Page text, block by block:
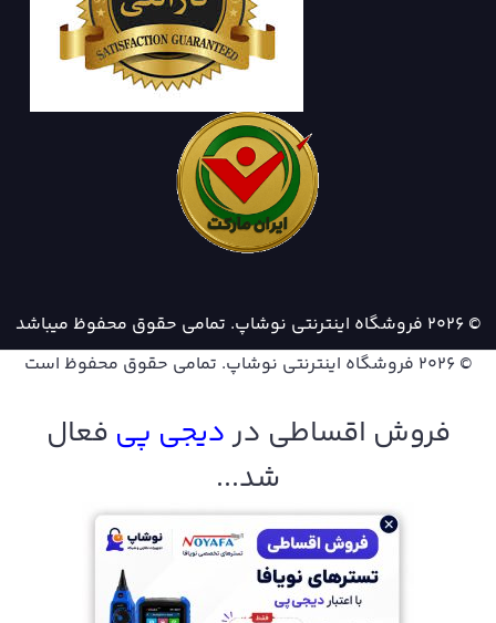
© 2026 فروشگاه اینترنتی نوشاپ. تمامی حقوق محفوظ میباشد
© 2026
فروشگاه اینترنتی نوشاپ. تمامی حقوق محفوظ است
فروش اقساطی دردیجی پی فعال
شد...